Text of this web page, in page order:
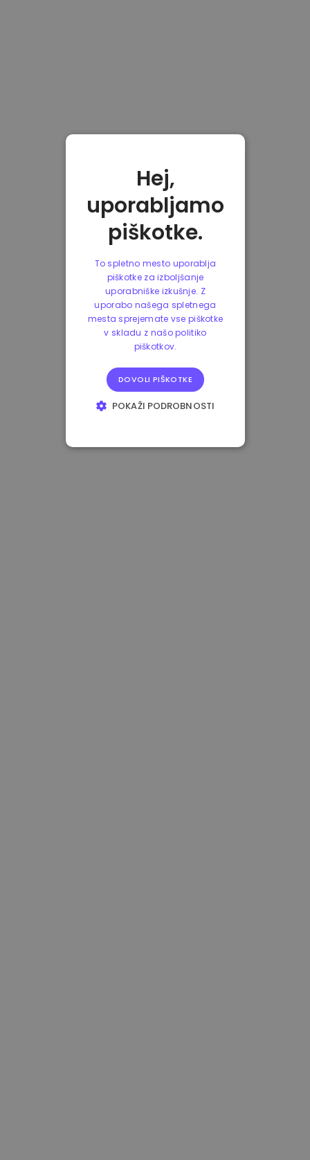
Hej,
uporabljamo
piškotke.
To spletno mesto uporablja
piškotke za izboljšanje
uporabniške izkušnje. Z
uporabo našega spletnega
mesta sprejemate vse piškotke
v skladu z našo politiko
piškotkov.
DOVOLI PIŠKOTKE
POKAŽI PODROBNOSTI